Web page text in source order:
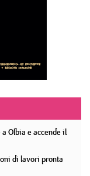
Olbia e accende il
di lavori pronta